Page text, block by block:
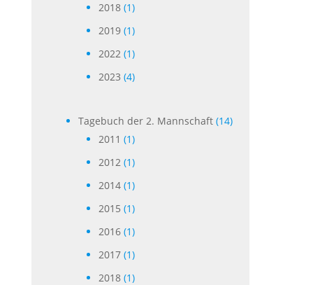
2018(1)
2019(1)
2022(1)
2023 (4)
Tagebuch der 2. Mannschaft(14)
2011 (1)
2012(1)
2014(1)
2015 (1)
2016(1)
2017(1)
2018(1)